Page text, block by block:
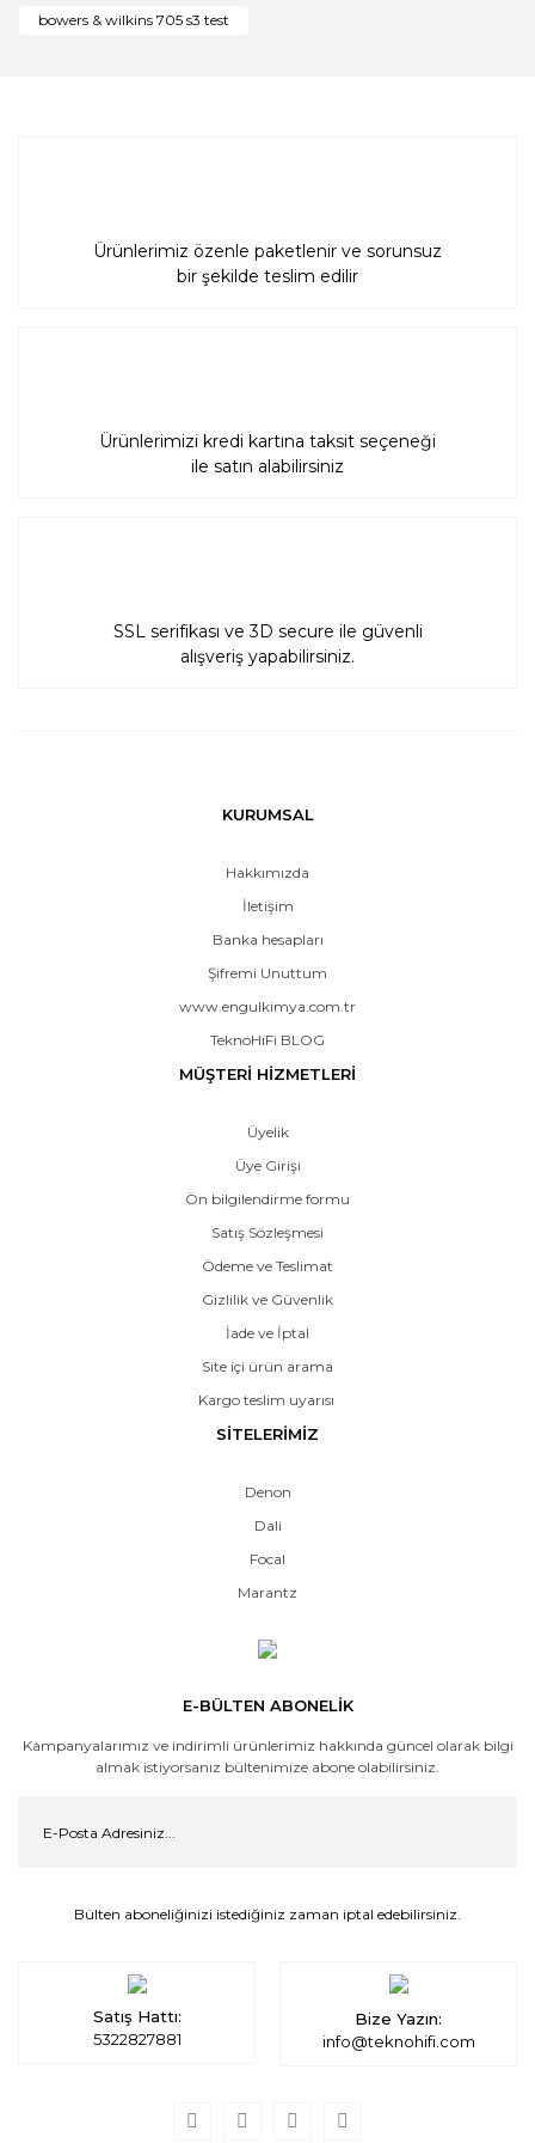
bowers & wilkins 705 s3 test
Ürünlerimiz özenle paketlenir ve sorunsuz
bir şekilde teslim edilir
Ürünlerimizi kredi kartına taksit seçeneği
ile satın alabilirsiniz
SSL serifikası ve 3D secure ile güvenli
alışveriş yapabilirsiniz.
KURUMSAL
Hakkımızda
İletişim
Banka hesapları
Şifremi Unuttum
www.engulkimya.com.tr
TeknoHiFi BLOG
MÜŞTERİ HİZMETLERİ
Üyelik
Üye Girişi
Ön bilgilendirme formu
Satış Sözleşmesi
Ödeme ve Teslimat
Gizlilik ve Güvenlik
İade ve İptal
Site içi ürün arama
Kargo teslim uyarısı
SİTELERİMİZ
Denon
Dali
Focal
Marantz
E-BÜLTEN ABONELİK
Kampanyalarımız ve indirimli ürünlerimiz hakkında güncel olarak bilgi
almak istiyorsanız bültenimize abone olabilirsiniz.
Bülten aboneliğinizi istediğiniz zaman iptal edebilirsiniz.
Satış Hattı:
5322827881
Bize Yazın:
info@teknohifi.com